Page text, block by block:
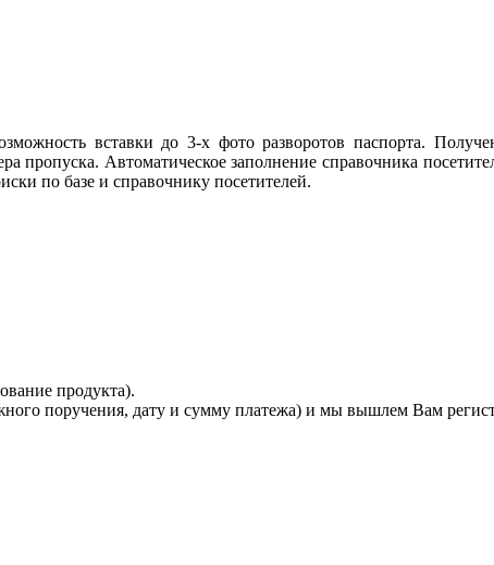
вставки до 3-х фото разворотов паспорта.
пропуска. Автоматическое заполнение справочника
по базе и справочнику посетителей.
продукта).
поручения, дату и сумму платежа) и мы вышлем Вам